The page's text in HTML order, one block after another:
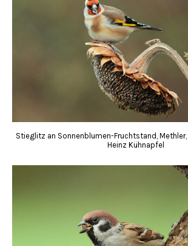
Stieglitz an Sonnenblumen-Fruchtstand, Methler,
Heinz Kühnapfel